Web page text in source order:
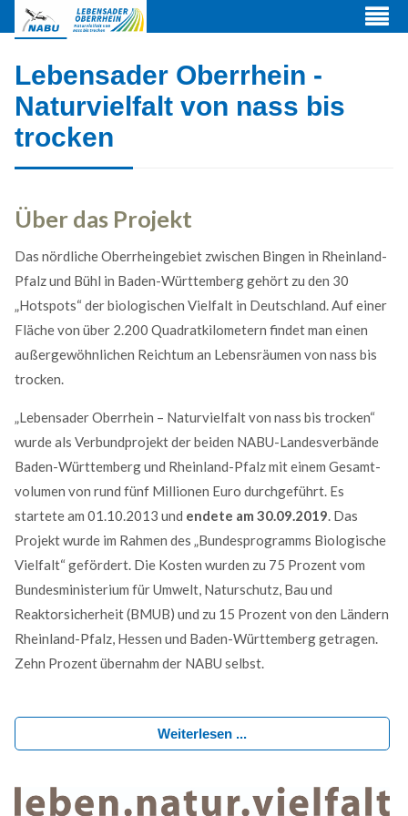
Lebensader Ober­rhein -
Natur­viel­falt von nass bis
trocken
Über das Projekt
Das nördliche Oberrheingebiet zwischen Bingen in Rheinland-
Pfalz und Bühl in Baden-Württem­berg gehört zu den 30
„Hotspots“ der biolo­gischen Viel­falt in Deutsch­land. Auf einer
Fläche von über 2.200 Quadrat­kilo­metern findet man einen
außer­gewöhn­lichen Reich­tum an Lebens­räumen von nass bis
trocken.
„Lebens­ader Ober­rhein – Natur­vielfalt von nass bis trocken“
wurde als Ver­bund­projekt der beiden NABU-Landes­ver­bände
Baden-Würt­tem­berg und Rhein­land-Pfalz mit einem Gesamt­
volu­men von rund fünf Millionen Euro durch­geführt. Es
startete am 01.10.2013 und endete am 30.09.2019. Das
Projekt wurde im Rahmen des „Bundes­pro­gramms Biolo­gische
Vielfalt“ gefördert. Die Kosten wurden zu 75 Prozent vom
Bundesministerium für Umwelt, Natur­schutz, Bau und
Reaktor­sicherheit (BMUB) und zu 15 Prozent von den Ländern
Rhein­land-Pfalz, Hessen und Baden-Würt­tem­berg getragen.
Zehn Prozent übernahm der NABU selbst.
Weiterlesen ...
Web Projects
Lorem ipsum dolor sit amet, consectetuer adipiscing
Lorem ipsum dolor sit amet, consectetuer adipiscing
elit. Aenean commodo ligula eget dolor.
MEHR INFOS